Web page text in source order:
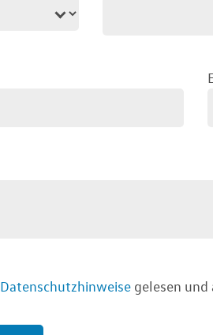
Datenschutzhinweise gelesen und